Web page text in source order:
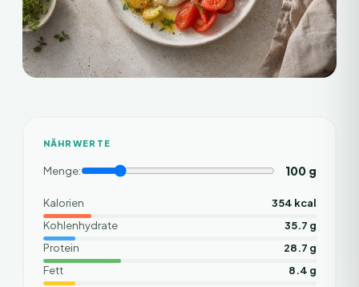
NÄHRWERTE
Menge: 100g
Kalorien
354 kcal
Kohlenhydrate
35.7 g
Protein
28.7 g
Fett
8.4 g